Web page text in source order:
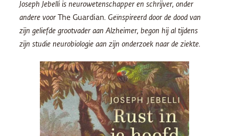
Joseph Jebelli is neurowetenschapper en schrijver, onder
andere voor
The Guardian. Geïnspireerd door de dood van
zijn geliefde grootvader aan Alzheimer, begon hij al tijdens
zijn studie neurobiologie aan zijn onderzoek naar de ziekte.